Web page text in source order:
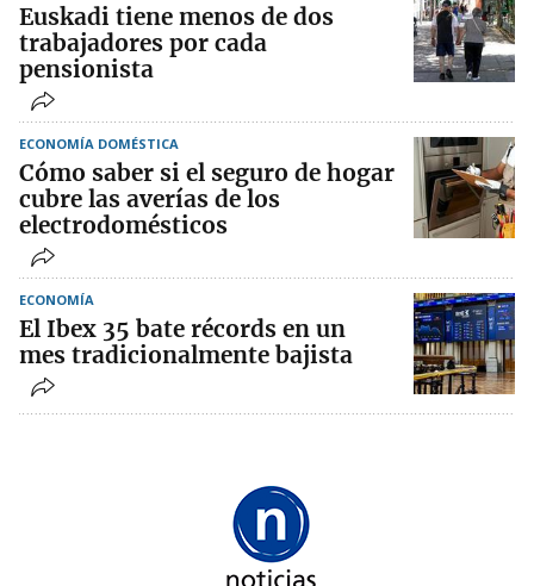
Euskadi tiene menos de dos
trabajadores por cada
pensionista
ECONOMÍA DOMÉSTICA
Cómo saber si el seguro de hogar
cubre las averías de los
electrodomésticos
ECONOMÍA
El Ibex 35 bate récords en un
mes tradicionalmente bajista